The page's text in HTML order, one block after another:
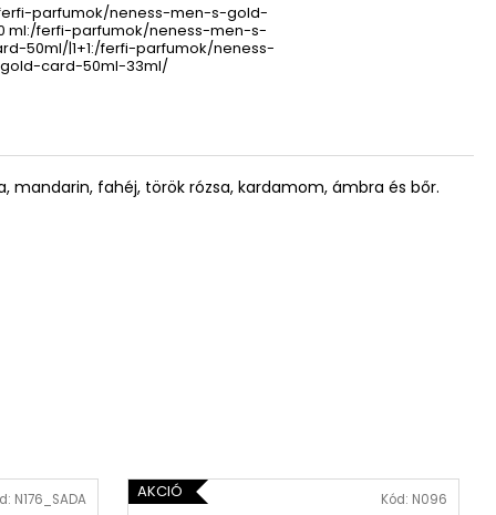
parfumok/neness-men-s-gold-
ml:/ferfi-parfumok/neness-men-s-
50ml/|1+1:/ferfi-parfumok/neness-
card-50ml-33ml/
mandarin, fahéj, török rózsa, kardamom, ámbra és bőr.
N176_SADA AKCIÓ Kód: N096